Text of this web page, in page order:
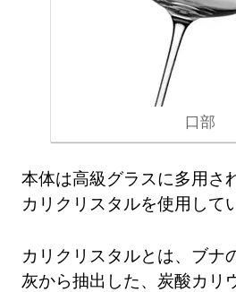
口部
本体は高級グラスに多用さ
カリクリスタルを使用して
カリクリスタルとは、ブナ
灰から抽出した、炭酸カリ